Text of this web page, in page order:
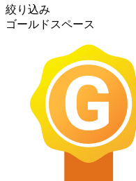
絞り込み
ゴールドスペース